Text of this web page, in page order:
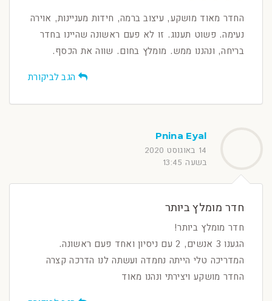
החדר מאוד מושקע, עיצוב ברמה, חידות מעניינות, אוירה
נעימה. פשוט תענוג. זו לא פעם ראשונה שהיינו בחדר
בריחה, ונהננו ממש. מומלץ בחום. שווה את הכסף.
הגב לביקורת
Pnina Eyal
14 באוגוסט 2020
בשעה 13:45
חדר מומלץ ביותר
חדר מומלץ ביותר!
הגענו 3 אנשים, 2 עם ניסיון ואחד פעם ראשונה.
המדריכה טלי הייתה נחמדה ועשתה לנו הדרכה קצרה
החדר מושקע ויצירתי ונהנו מאוד